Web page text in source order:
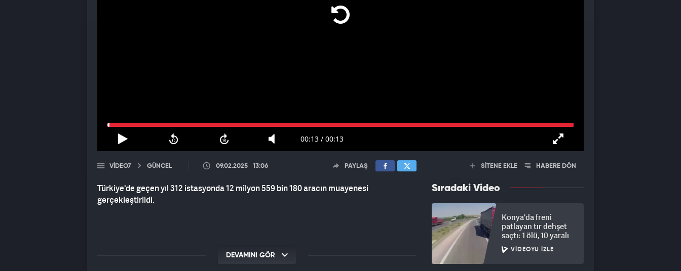
00:13 / 00:13
VIDEO7 GÜNCEL 09.02.2025 13:06 PAYLAŞ
Türkiye'de geçen yıl 312 istasyonda 12 milyon 559 bin 180 aracın muayenesi
gerçekleştirildi.
DEVAMINI GÖR
SİTENE EKLE HABERE DÖN
Sıradaki Video
Konya'da freni
patlayan tır dehşet
saçtı: 1 ölü, 10 yaralı
VIDEOYU İZLE